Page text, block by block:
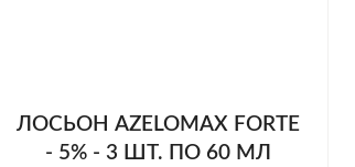
ЛОСЬОН AZELOMAX FORTE
- 5% - 3 ШТ. ПО 60 МЛ